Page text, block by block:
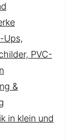
Ups,
PVC-
&
in klein und